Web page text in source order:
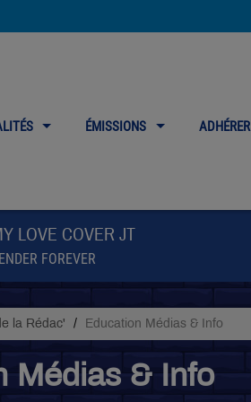
ÉMISSIONS ADHÉRER
LOVE COVER JT
FOREVER
la Rédac' Education Médias & Info
Médias & Info